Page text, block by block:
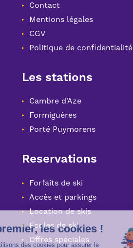
Contact
Mentions légales
CGV
Politique de confidentialité
Les stations
Cambre d'Aze
Formiguères
Porté Puymorens
Reservations
Forfaits de ski
Accès et parkings
Location de skis
Ecoles de ski
Offres spéciales